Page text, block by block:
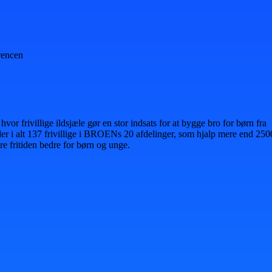
frivillige ildsjæle gør en stor indsats for at bygge bro for børn fra
i alt 137 frivillige i BROENs 20 afdelinger, som hjalp mere end
fritiden bedre for børn og unge.